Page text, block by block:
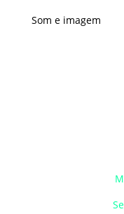
Som e imagem